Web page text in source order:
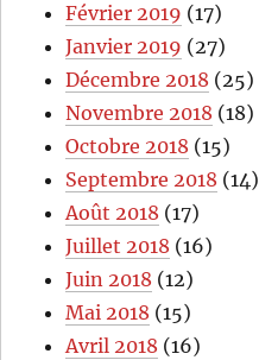
Février 2019 (17)
Janvier 2019 (27)
Décembre 2018 (25)
Novembre 2018 (18)
Octobre 2018 (15)
Septembre 2018 (14)
Août 2018 (17)
Juillet 2018 (16)
Juin 2018 (12)
Mai 2018 (15)
Avril 2018 (16)